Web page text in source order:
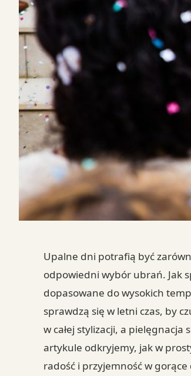
Upalne dni potrafią być
odpowiedni wybór ubrań. Jak
dopasowane do wysokich
sprawdzą się w letni czas, by
w całej stylizacji, a
artykule odkryjemy, jak w
radość i przyjemność w gorące